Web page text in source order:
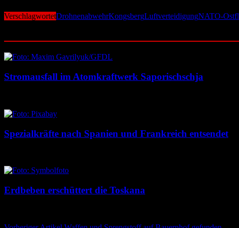
VerschlagwortetDrohnenabwehrKongsbergLuftverteidigungNATO-
Stromausfall im Atomkraftwerk Saporischschja
Spezialkräfte nach Spanien und Frankreich entsendet
Erdbeben erschüttert die Toskana